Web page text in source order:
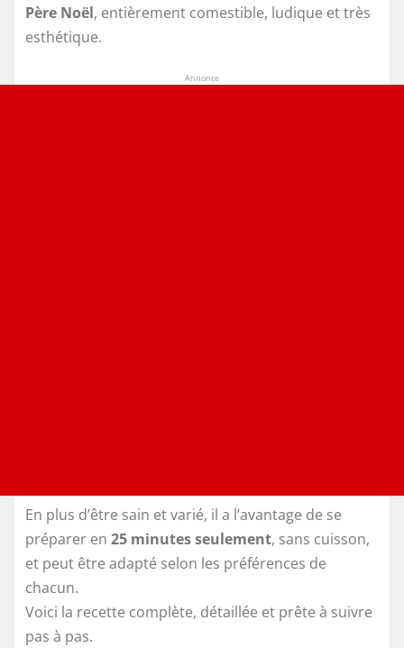
Père Noël, entièrement comestible, ludique et très
esthétique.
Annonce
En plus d’être sain et varié, il a l’avantage de se
préparer en 25 minutes seulement, sans cuisson,
et peut être adapté selon les préférences de
chacun.
Voici la recette complète, détaillée et prête à suivre
pas à pas.